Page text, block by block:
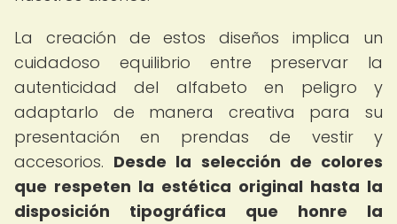
La creación de estos diseños implica un
cuidadoso equilibrio entre preservar la
autenticidad del alfabeto en peligro y
adaptarlo de manera creativa para su
presentación en prendas de vestir y
accesorios. Desde la selección de colores
que respeten la estética original hasta la
disposición tipográfica que honre la